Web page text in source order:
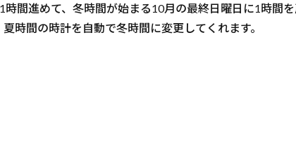
間進めて、冬時間が始まる10月の最終日曜日に1時間
時間の時計を自動で冬時間に変更してくれます。